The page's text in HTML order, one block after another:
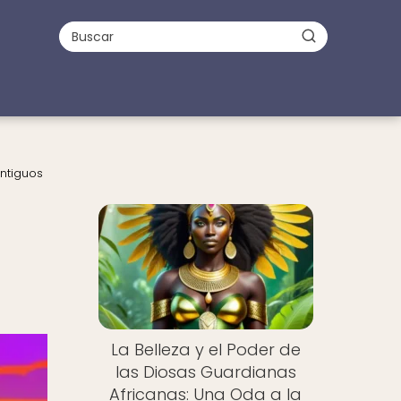
La Belleza y el Poder de
las Diosas Guardianas
Africanas: Una Oda a la